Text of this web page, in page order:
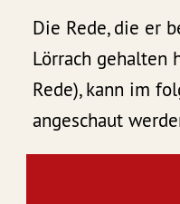
Die Rede, die er
Lörrach gehalten
Rede), kann im
angeschaut